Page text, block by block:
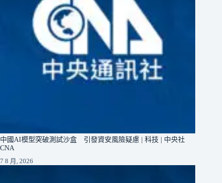
中國AI模型突破測試沙盒 引發資安風險疑慮 | 科技 | 中央社
CNA
7 8 月, 2026